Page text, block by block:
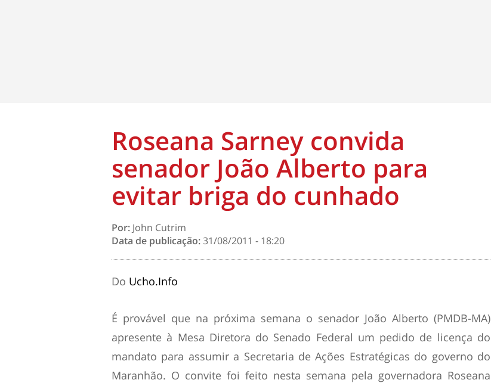
Roseana Sarney convida
senador João Alberto para
evitar briga do cunhado
Por: John Cutrim
Data de publicação:31/08/2011 - 18:20
Do Ucho.Info
É provável que na próxima semana o senador João Alberto (PMDB-MA)
apresente à Mesa Diretora do Senado Federal um pedido de licença do
mandato para assumir a Secretaria de Ações Estratégicas do governo do
Maranhão. O convite foi feito nesta semana pela governadora Roseana